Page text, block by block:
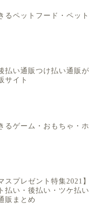
るペットフード・ペット
払い通販つけ払い通販が
サイト
るゲーム・おもちゃ・ホ
スプレゼント特集2021】
払い・後払い・ツケ払い
販まとめ